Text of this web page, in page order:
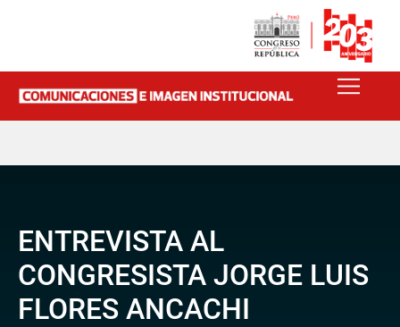
ENTREVISTA AL
CONGRESISTA JORGE LUIS
FLORES ANCACHI